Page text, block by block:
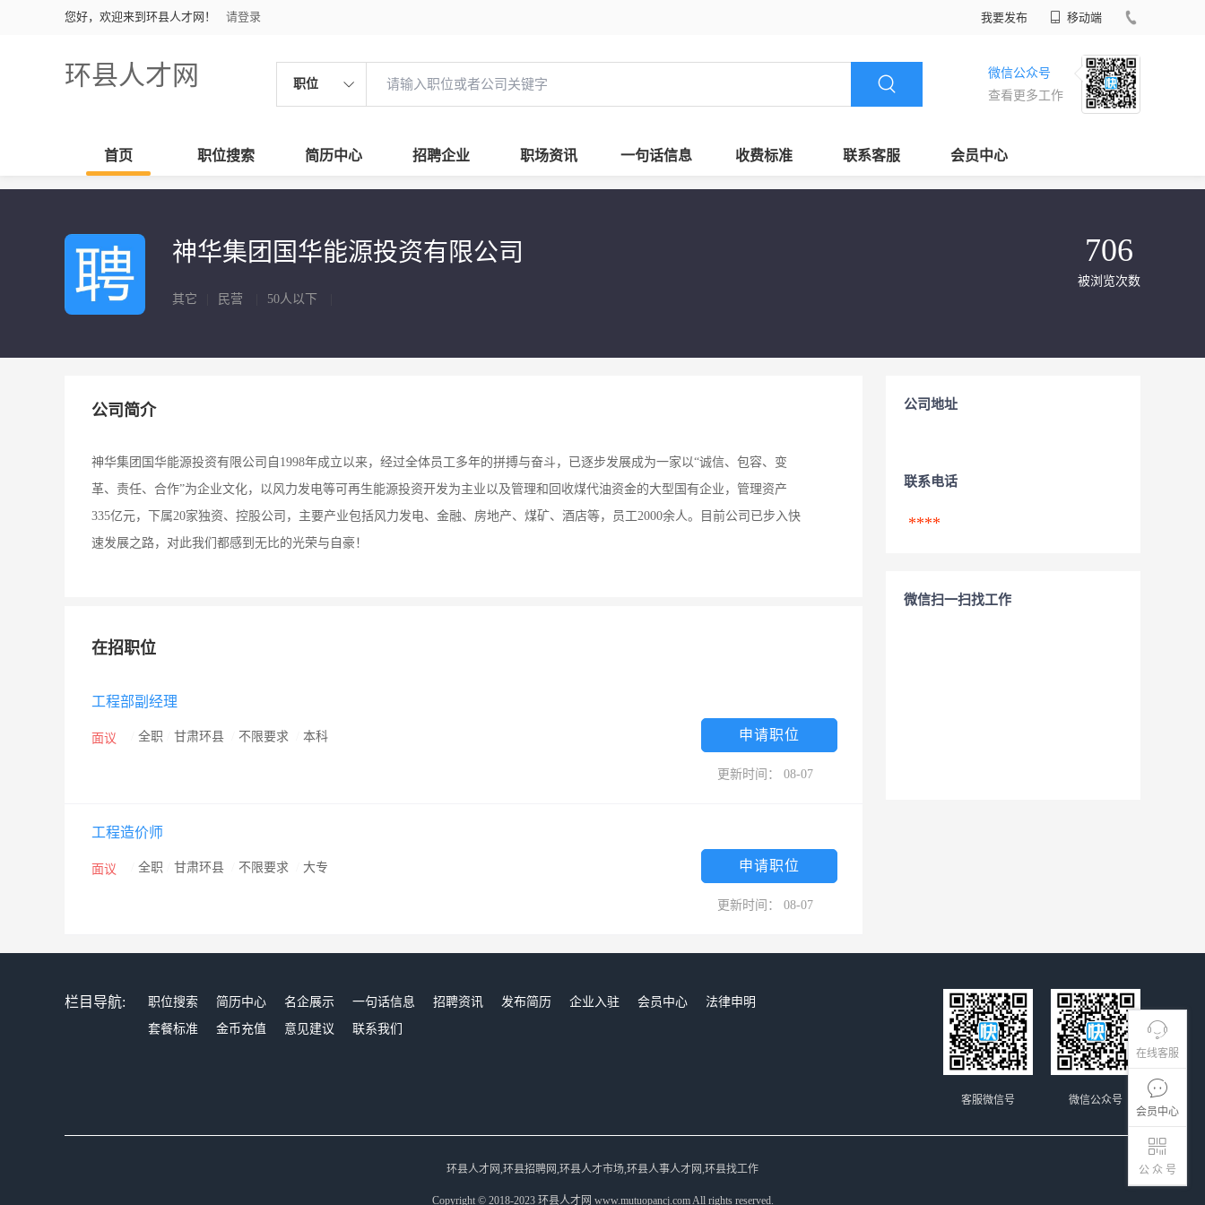
您好，欢迎来到环县人才网！ 请登录 我要发布 移动端
环县人才网 职位
微信公众号
查看更多工作
首页 职位搜索 简历中心 招聘企业 职场资讯 一句话信息 收费标准 联系客服 会员中心
在线客服
会员中心
公 众 号
神华集团国华能源投资有限公司
其它 民营 50人以下
706
被浏览次数
公司简介
神华集团国华能源投资有限公司自1998年成立以来，经过全体员工多年的拼搏与奋斗，已逐步发展成为一家以“诚信、包容、变
革、责任、合作”为企业文化，以风力发电等可再生能源投资开发为主业以及管理和回收煤代油资金的大型国有企业，管理资产
335亿元，下属20家独资、控股公司，主要产业包括风力发电、金融、房地产、煤矿、酒店等，员工2000余人。目前公司已步入快
速发展之路，对此我们都感到无比的光荣与自豪！
在招职位
工程部副经理
面议 全职 甘肃环县 不限要求 本科 申请职位
更新时间： 08-07
工程造价师
面议 全职 甘肃环县 不限要求 大专 申请职位
更新时间： 08-07
公司地址
联系电话
****
微信扫一扫找工作
栏目导航: 职位搜索 简历中心 名企展示 一句话信息 招聘资讯 发布简历 企业入驻 会员中心
法律申明
套餐标准
金币充值 意见建议 联系我们
微信公众号
客服微信号
环县人才网,环县招聘网,环县人才市场,环县人事人才网,环县找工作
Copyright © 2018-2023 环县人才网 www.mutuopancj.com All rights reserved.